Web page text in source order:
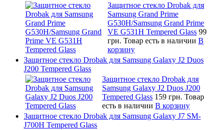
Защитное стекло Drobak для
Samsung Grand Prime
G530H/Samsung Grand Prime
VE G531H Tempered Glass 99
грн. Товар есть в наличии В
корзину
Защитное стекло Drobak для Samsung Galaxy J2 Duos
J200 Tempered Glass
Защитное стекло Drobak для
Samsung Galaxy J2 Duos J200
Tempered Glass 159 грн. Товар
есть в наличии В корзину
Защитное стекло Drobak для Samsung Galaxy J7 SM-
J700H Tempered Glass